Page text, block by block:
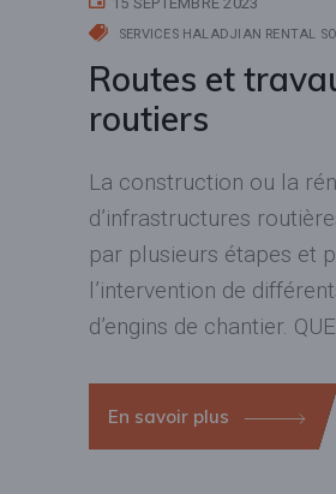
SERVICES HALADJIAN RENTAL
Routes et
routiers
La construction ou la
d’infrastructures
par plusieurs étapes et
l’intervention de
d’engins de chantier.
En savoir plus